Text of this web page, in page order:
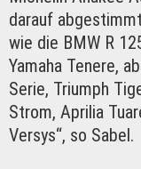
darauf
wie die BMW R
Yamaha Tenere,
Serie, Triumph
Strom, Aprilia
Versys“, so Sabel.